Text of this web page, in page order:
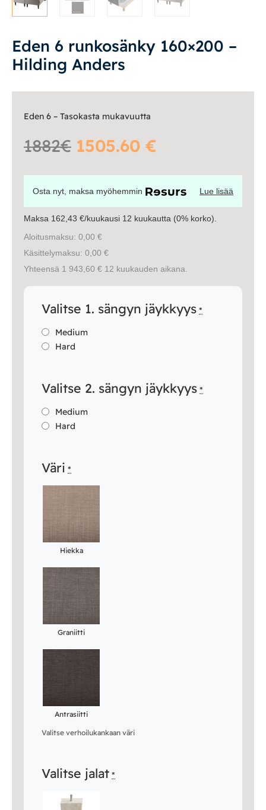
Vuodesohvat
Senioreille
Oma tili|Yhteystiedot|Ostoskori
Eden 6 runkosänky 160×200 –
Hilding Anders
Eden 6 – Tasokasta mukavuutta
1882€ 1505.60 €
Osta nyt, maksa myöhemmin Lue lisää
Maksa 162,43 €/kuukausi 12 kuukautta (0% korko).
Aloitusmaksu: 0,00 €
Käsittelymaksu: 0,00 €
Yhteensä 1 943,60 € 12 kuukauden aikana.
Valitse 1. sängyn jäykkyys *
Medium
Hard
Valitse 2. sängyn jäykkyys *
Medium
Hard
Väri *
Hiekka
Graniitti
Antrasiitti
Valitse verhoilukankaan väri
Valitse jalat *